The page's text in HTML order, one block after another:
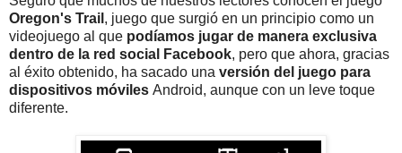
Oregon's Trail , juego que surgió en un principio como un
videojuego al que podíamos jugar de manera exclusiva
dentro de la red social Facebook, pero que ahora, gracias
al éxito obtenido, ha sacado una versión del juego para
dispositivos móviles Android, aunque con un leve toque
diferente.